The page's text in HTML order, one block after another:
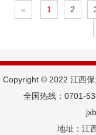
« 1 2
Copyright © 2022 江西
全国热线：0701-
地址：江